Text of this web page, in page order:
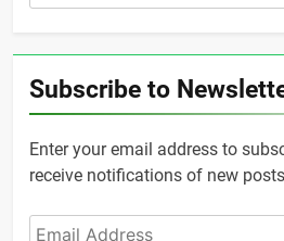
for:
Subscribe to
Enter your email address to
receive notifications of new
Email